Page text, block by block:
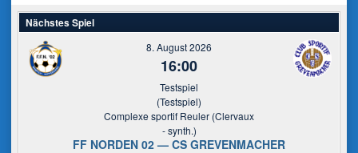
Nächstes Spiel
8. August 2026
16:00
Testspiel
(Testspiel)
Complexe sportif Reuler (Clervaux
- synth.)
FF NORDEN 02 — CS GREVENMACHER